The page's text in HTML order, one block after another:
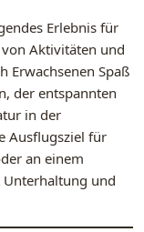
Erlebnis für
Aktivitäten und
Erwachsenen Spaß
der entspannten
in der
Ausflugsziel für
an einem
Unterhaltung und